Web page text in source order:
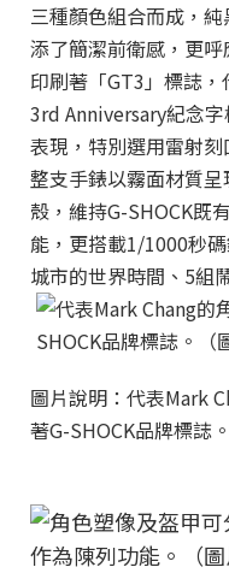
三種顏色組合而成，
添了簡潔前衛感，更
印刷著「GT3」標誌，
3rd Anniversary紀念
表現，特別選用雷射
整支手錶以霧面材質
殼，維持G-SHOCK既
能，更搭載1/1000秒
城市的世界時間、5組
圖片說明：代表Mark
著G-SHOCK品牌標誌